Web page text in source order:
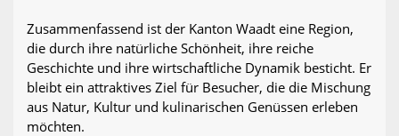
Zusammenfassend ist der Kanton Waadt eine Region,
die durch ihre natürliche Schönheit, ihre reiche
Geschichte und ihre wirtschaftliche Dynamik besticht. Er
bleibt ein attraktives Ziel für Besucher, die die Mischung
aus Natur, Kultur und kulinarischen Genüssen erleben
möchten.